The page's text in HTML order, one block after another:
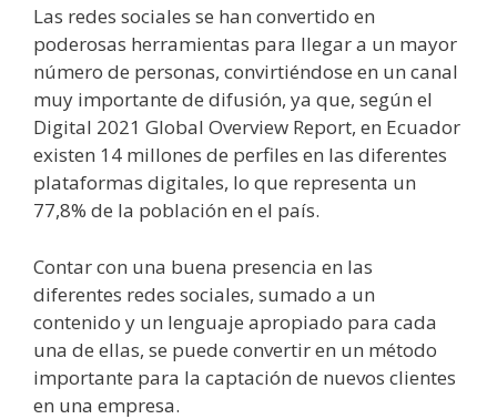
Las redes sociales se han convertido en
poderosas herramientas para llegar a un mayor
número de personas, convirtiéndose en un canal
muy importante de difusión, ya que, según el
Digital 2021 Global Overview Report, en Ecuador
existen 14 millones de perfiles en las diferentes
plataformas digitales, lo que representa un
77,8% de la población en el país.
Contar con una buena presencia en las
diferentes redes sociales, sumado a un
contenido y un lenguaje apropiado para cada
una de ellas, se puede convertir en un método
importante para la captación de nuevos clientes
en una empresa.